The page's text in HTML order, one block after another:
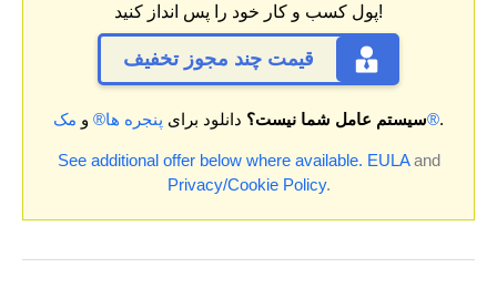
پول کسب و کار خود را پس انداز کنید!
قیمت چند مجوز تخفیف
سیستم عامل شما نیست؟ دانلود برای پنجره ها® و مک®.
See additional offer below where available. EULAand
Privacy/Cookie Policy.